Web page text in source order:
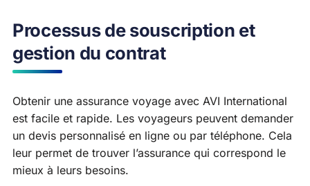
Processus de souscription et
gestion du contrat
Obtenir une assurance voyage avec AVI International
est facile et rapide. Les voyageurs peuvent demander
un devis personnalisé en ligne ou par téléphone. Cela
leur permet de trouver l’assurance qui correspond le
mieux à leurs besoins.